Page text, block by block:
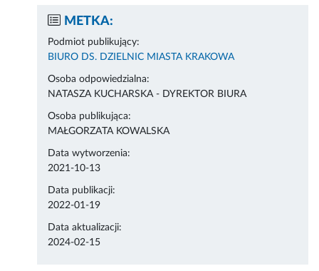
METKA:
Podmiot publikujący:
BIURO DS. DZIELNIC MIASTA KRAKOWA
Osoba odpowiedzialna:
NATASZA KUCHARSKA - DYREKTOR BIURA
Osoba publikująca:
MAŁGORZATA KOWALSKA
Data wytworzenia:
2021-10-13
Data publikacji:
2022-01-19
Data aktualizacji:
2024-02-15